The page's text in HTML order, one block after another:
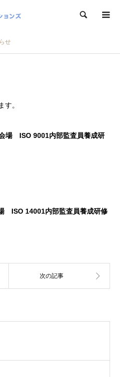
検索
せ
す。
場 ISO 9001内部監査員養成研
ISO 14001内部監査員養成研修